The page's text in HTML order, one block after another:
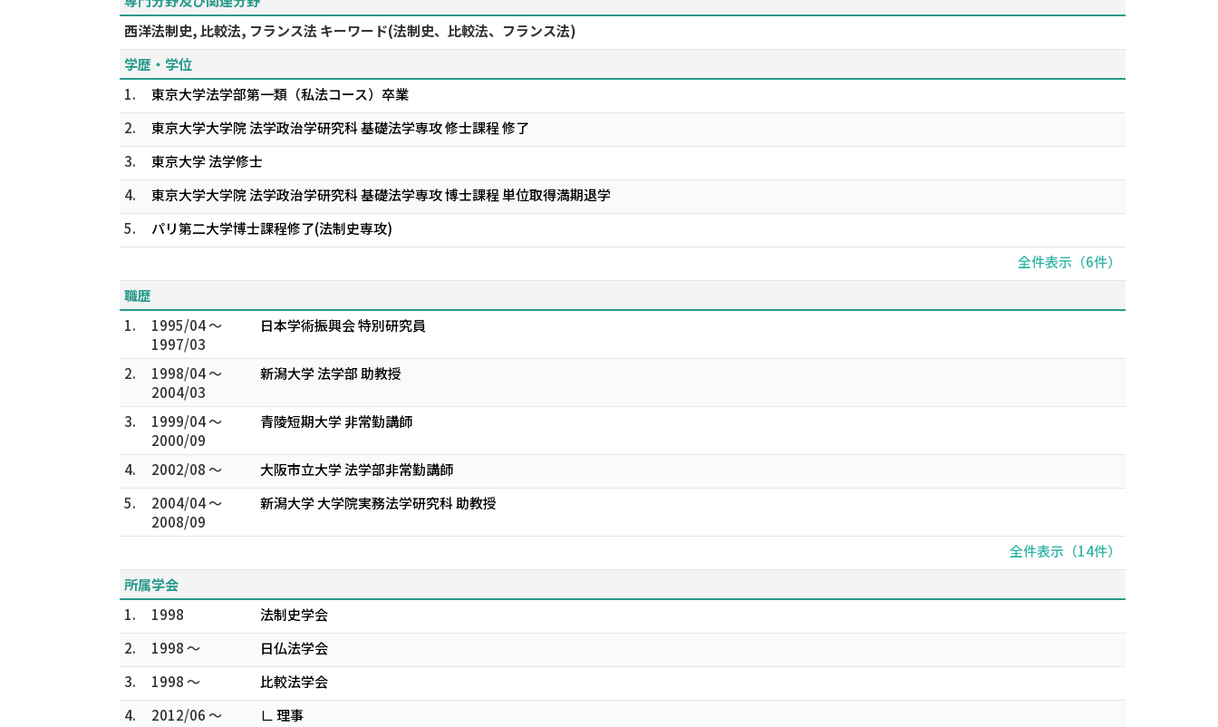
西洋法制史, 比較法, フランス法 キーワード(法制史、比較法、フランス法)
学歴・学位
1.
東京大学法学部第一類（私法コース）卒業
2.
東京大学大学院 法学政治学研究科 基礎法学専攻 修士課程 修了
3.
東京大学 法学修士
4.
東京大学大学院 法学政治学研究科 基礎法学専攻 博士課程 単位取得満期退学
5.
パリ第二大学博士課程修了(法制史専攻)
全件表示（6件）
職歴
1.
1995/04 ～
1997/03
日本学術振興会 特別研究員
2.
1998/04 ～
2004/03
新潟大学 法学部 助教授
3.
1999/04 ～
2000/09
青陵短期大学 非常勤講師
4. 2002/08 ～
大阪市立大学 法学部非常勤講師
5.
2004/04 ～
2008/09
新潟大学 大学院実務法学研究科 助教授
全件表示（14件）
所属学会
1.
1998
法制史学会
2.
1998 ～
日仏法学会
3.
1998 ～
比較法学会
4.
2012/06 ～
∟ 理事